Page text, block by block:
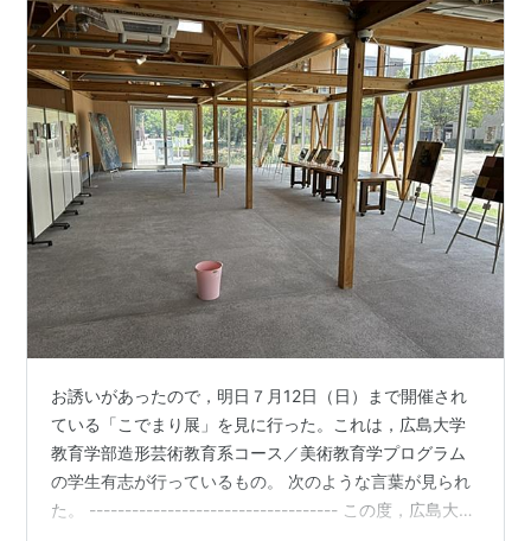
お誘いがあったので，明日７月12日（日）まで開催され
ている「こでまり展」を見に行った。これは，広島大学
教育学部造形芸術教育系コース／美術教育学プログラム
の学生有志が行っているもの。 次のような言葉が見られ
た。 ----------------------------------- この度，広島大学